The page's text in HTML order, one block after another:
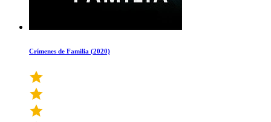
Crímenes de Familia (2020)